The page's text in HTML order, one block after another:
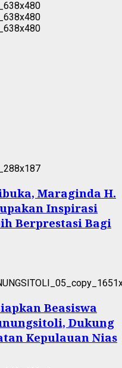
Maraginda H.
Inspirasi
Berprestasi Bagi
Beasiswa
Dukung
Kepulauan Nias